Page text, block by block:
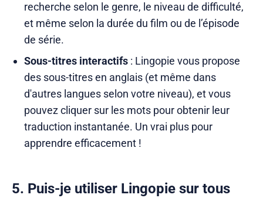
recherche selon le genre, le niveau de difficulté,
et même selon la durée du film ou de l’épisode
de série.
Sous-titres interactifs: Lingopie vous propose
des sous-titres en anglais (et même dans
d'autres langues selon votre niveau), et vous
pouvez cliquer sur les mots pour obtenir leur
traduction instantanée. Un vrai plus pour
apprendre efficacement !
5. Puis-je utiliser Lingopie sur tous